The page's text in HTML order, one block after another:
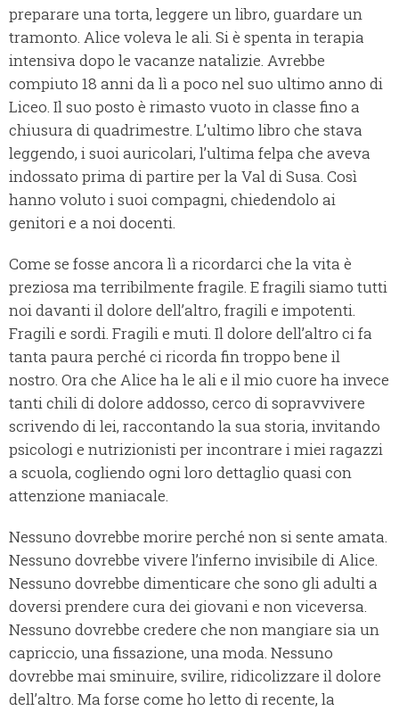
preparare una torta, leggere un libro, guardare un
tramonto. Alice voleva le ali. Si è spenta in terapia
intensiva dopo le vacanze natalizie. Avrebbe
compiuto 18 anni da lì a poco nel suo ultimo anno di
Liceo. Il suo posto è rimasto vuoto in classe fino a
chiusura di quadrimestre. L’ultimo libro che stava
leggendo, i suoi auricolari, l’ultima felpa che aveva
indossato prima di partire per la Val di Susa. Così
hanno voluto i suoi compagni, chiedendolo ai
genitori e a noi docenti.
Come se fosse ancora lì a ricordarci che la vita è
preziosa ma terribilmente fragile. E fragili siamo tutti
noi davanti il dolore dell’altro, fragili e impotenti.
Fragili e sordi. Fragili e muti. Il dolore dell’altro ci fa
tanta paura perché ci ricorda fin troppo bene il
nostro. Ora che Alice ha le ali e il mio cuore ha invece
tanti chili di dolore addosso, cerco di sopravvivere
scrivendo di lei, raccontando la sua storia, invitando
psicologi e nutrizionisti per incontrare i miei ragazzi
a scuola, cogliendo ogni loro dettaglio quasi con
attenzione maniacale.
Nessuno dovrebbe morire perché non si sente amata.
Nessuno dovrebbe vivere l’inferno invisibile di Alice.
Nessuno dovrebbe dimenticare che sono gli adulti a
doversi prendere cura dei giovani e non viceversa.
Nessuno dovrebbe credere che non mangiare sia un
capriccio, una fissazione, una moda. Nessuno
dovrebbe mai sminuire, svilire, ridicolizzare il dolore
dell’altro. Ma forse come ho letto di recente, la